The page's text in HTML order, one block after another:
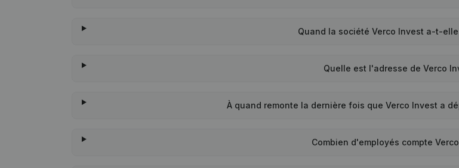
Quand la société Verco Invest a-t-
Quelle est l'adresse de Verco
À quand remonte la dernière fois que Verco Invest a
Combien d'employés compte